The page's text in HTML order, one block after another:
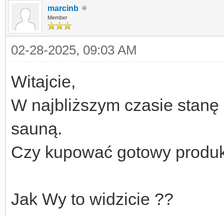
marcinb
Member
02-28-2025, 09:03 AM
Witajcie,
W najbliższym czasie
sauną.
Czy kupować gotowy
Jak Wy to widzicie ??